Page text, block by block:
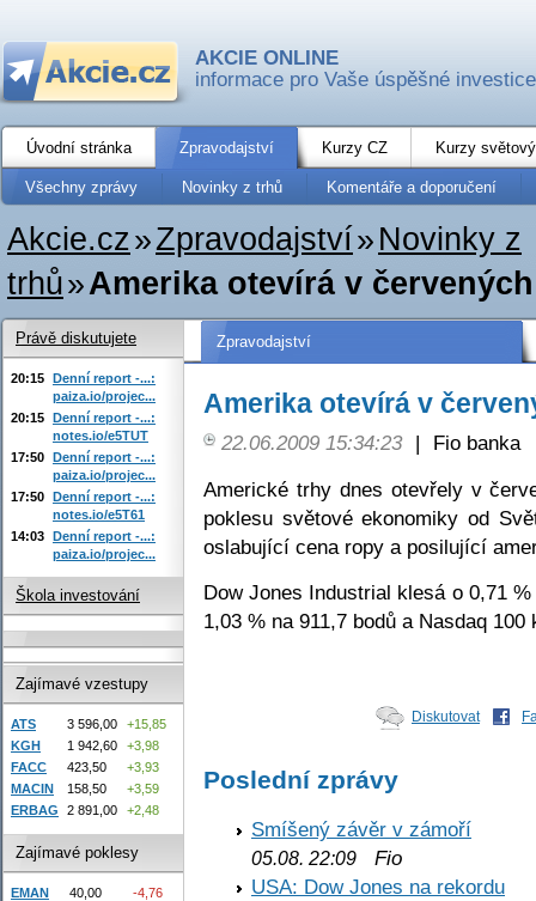
AKCIE ONLINE
informace pro Vaše úspěšné investice
Úvodní stránka Zpravodajství Kurzy CZ Kurzy
Všechny zprávy Novinky z trhů Komentáře a doporučení
Akcie.cz»Zpravodajství» Novinky z
trhů»Amerika otevírá v
Zpravodajství
Amerika otevírá v
22.06.2009 15:34:23 |
Fio banka
Americké trhy dnes otevřely v
poklesu světové ekonomiky od
oslabující cena ropy a posilující
Dow Jones Industrial klesá o 0,71
1,03 % na 911,7 bodů a Nasdaq
Diskutovat
Poslední zprávy
Smíšený závěr v zámoří
05.08. 22:09 Fio
USA: Dow Jones na rekordu
Právě diskutujete
20:15 Denní report -...:
paiza.io/projec...
20:15 Denní report -...:
notes.io/e5TUT
17:50 Denní report -...:
paiza.io/projec...
17:50 Denní report -...:
notes.io/e5T61
14:03 Denní report -...:
paiza.io/projec...
Škola investování
Zajímavé vzestupy
ATS 3 596,00
+15,85
KGH
1 942,60
+3,98
FACC
423,50
+3,93
MACIN
158,50
+3,59
ERBAG
2 891,00 +2,48
Zajímavé poklesy
EMAN 40,00
-4,76